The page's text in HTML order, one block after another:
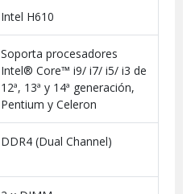
Intel H610
Soporta procesadores
Intel® Core™ i9/ i7/ i5/ i3 de
12ª, 13ª y 14ª generación,
Pentium y Celeron
DDR4 (Dual Channel)